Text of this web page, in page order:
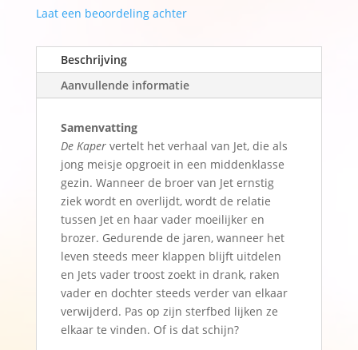
e
:
Laat een beoordeling achter
Beschrijving
Aanvullende informatie
Samenvatting
De Kapervertelt het verhaal van Jet, die als
jong meisje opgroeit in een middenklasse
gezin. Wanneer de broer van Jet ernstig
ziek wordt en overlijdt, wordt de relatie
tussen Jet en haar vader moeilijker en
brozer. Gedurende de jaren, wanneer het
leven steeds meer klappen blijft uitdelen
en Jets vader troost zoekt in drank, raken
vader en dochter steeds verder van elkaar
verwijderd. Pas op zijn sterfbed lijken ze
elkaar te vinden. Of is dat schijn?